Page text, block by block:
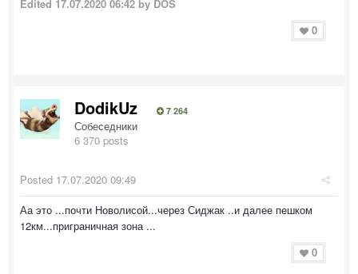
Edited 17.07.2020 06:42 by DOS
0
DodikUz 7 264
Собеседники
6 370 posts
Posted 17.07.2020 09:49
Аа это ...почти Новолисой...через Сиджак ..и далее пешком
12км...приграничная зона ...
0